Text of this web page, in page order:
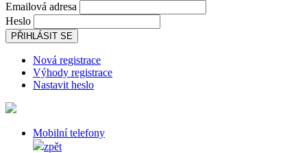
Emailová adresa
Heslo
PŘIHLÁSIT SE
Nová registrace
Výhody registrace
Nastavit heslo
Mobilní telefony
zpět